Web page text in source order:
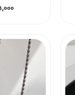
595,000 -